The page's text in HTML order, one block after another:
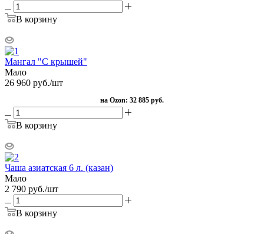
В корзину
Мангал "С крышей"
Мало
26 960 руб./шт
на Ozon: 32 885 руб.
В корзину
Чаша азиатская 6 л. (казан)
Мало
2 790 руб./шт
В корзину